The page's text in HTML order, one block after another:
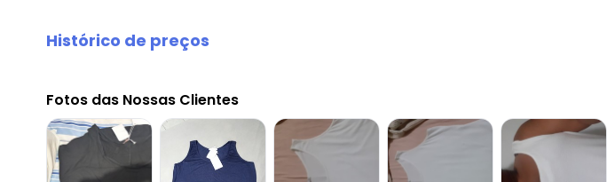
Histórico de preços
agosto/2026
julho/2026
junho/2026
maio/2026
Fotos das Nossas Clientes